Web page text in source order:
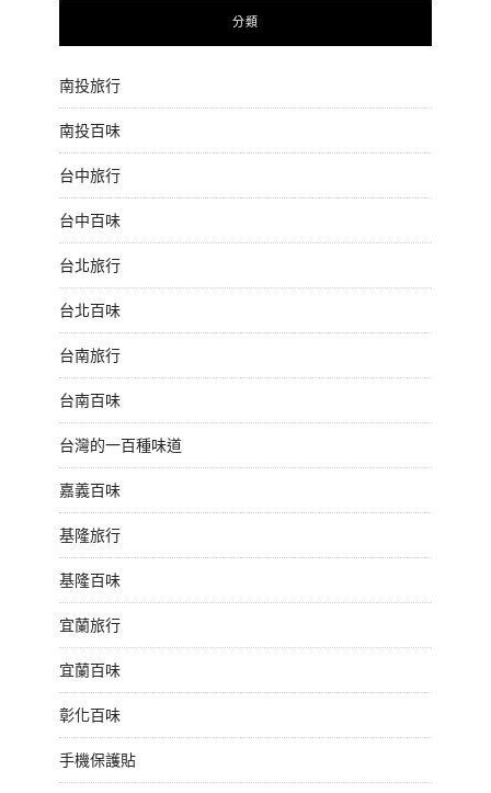
分類
南投旅行
南投百味
台中旅行
台中百味
台北旅行
台北百味
台南旅行
台南百味
台灣的一百種味道
嘉義百味
基隆旅行
基隆百味
宜蘭旅行
宜蘭百味
彰化百味
手機保護貼